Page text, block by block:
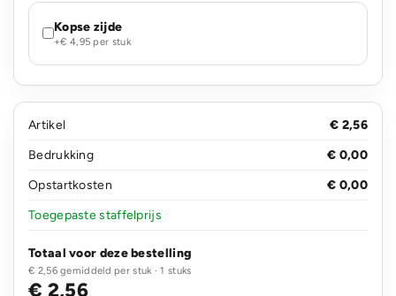
Kopse zijde
+€ 4,95 per stuk
Artikel
€ 2,56
Bedrukking
€ 0,00
Opstartkosten
€ 0,00
Toegepaste staffelprijs
Totaal voor deze bestelling
€ 2,56 gemiddeld per stuk · 1 stuks
€ 2,56